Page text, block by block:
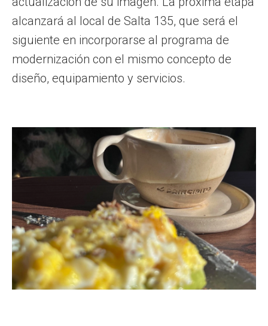
alcanzará al local de Salta 135, que será el
siguiente en incorporarse al programa de
modernización con el mismo concepto de
diseño, equipamiento y servicios.